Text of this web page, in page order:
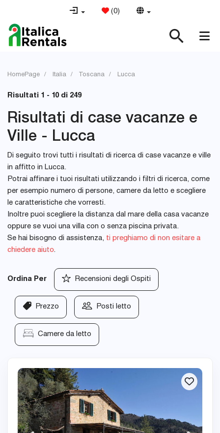
(0)
HomePage Italia Toscana Lucca
Risultati 1 - 10 di 249
Risultati di case vacanze e
Ville - Lucca
Di seguito trovi tutti i risultati di ricerca di case vacanze e ville
in affitto in Lucca.
Potrai affinare i tuoi risultati utilizzando i filtri di ricerca, come
per esempio numero di persone, camere da letto e scegliere
le caratteristiche che vorresti.
Inoltre puoi scegliere la distanza dal mare della casa vacanze
oppure se vuoi una villa con o senza piscina privata.
Se hai bisogno di assistenza, ti preghiamo di non esitare a
chiedere aiuto.
Ordina Per Recensioni degli Ospiti
Prezzo Posti letto
Camere da letto